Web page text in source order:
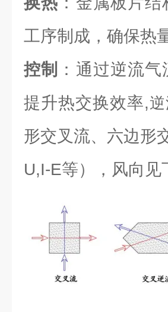
工序制成，确保热
控制
：通过逆流
提升热交换效率,
形交叉流、六边形
U,I-E等），风向见